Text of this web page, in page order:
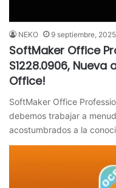
NEKO 9 septiembre, 2025
SoftMaker Office
S1228.0906,
Office!
SoftMaker Office
debemos trabajar a
acostumbrados a la